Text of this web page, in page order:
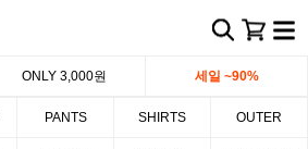
ONLY 3,000원 세일 ~90%
PANTS SHIRTS OUTER